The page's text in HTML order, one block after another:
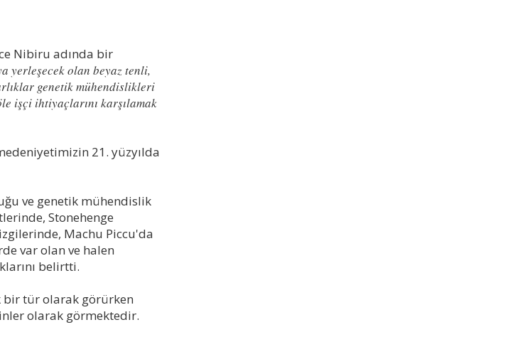
Nibiru adında bir
yerleşecek olan beyaz tenli,
genetik mühendislikleri
işçi ihtiyaçlarını karşılamak
21. yüzyılda
ve genetik mühendislik
Stonehenge
Machu Piccu'da
var olan ve halen
belirtti.
bir tür olarak görürken
olarak görmektedir.